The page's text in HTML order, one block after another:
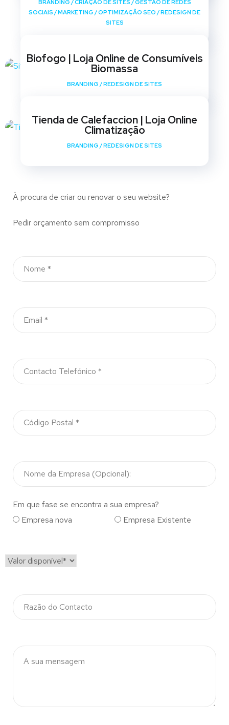
BRANDING /CRIAÇÃO DE SITES /GESTÃO DE REDES
SOCIAIS /MARKETING /OPTIMIZAÇÃO SEO /REDESIGN DE
SITES
Biofogo | Loja Online de Consumíveis
Biomassa
BRANDING /REDESIGN DE SITES
Tienda de Calefaccion | Loja Online
Climatização
BRANDING /REDESIGN DE SITES
À procura de criar ou renovar o seu website?
Pedir orçamento sem compromisso
Em que fase se encontra a sua empresa?
Empresa nova
Empresa Existente